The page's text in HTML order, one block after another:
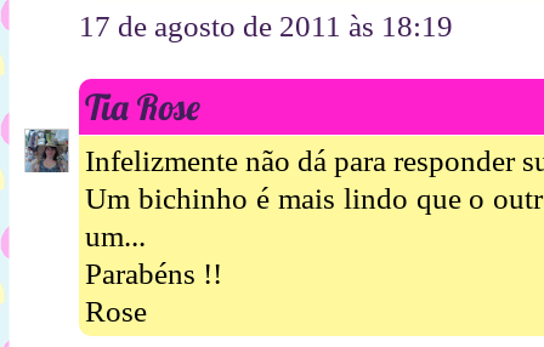
17 de agosto de 2011 às 18:19
Tia Rose
Infelizmente não dá para responder
Um bichinho é mais lindo que o
um...
Parabéns !!
Rose